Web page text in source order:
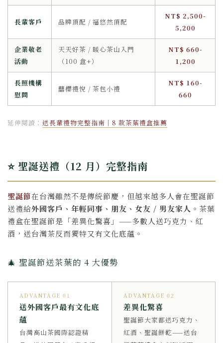
長輩客戶 品牌頂配 / 福悠然頂配
NT$ 2,500-
5,200
企業敬老
活動
天天好茶 / 暖心茶山入門
（100 盒+）
NT$ 660-
1,200
長照機構
慰問
囍櫻禮悅 / 茶包小禮
NT$ 160-
660
延伸閱讀： 送長輩禮物完整指南｜8 款茶葉禮盒推薦
⭐ 聖誕送禮（12 月）完整指南
聖誕節在台灣雖然不是傳統節慶，但越來越多人會在聖誕節
送禮給外國客戶、年輕同事、朋友、女友 / 男友家人 。茶葉
禮盒在聖誕節是「差異化驚喜」——多數人送巧克力、紅
酒，送台灣茶反而獨特又有文化底蘊。
🎄 聖誕節送茶葉的 4 大優勢
ADVANTAGE 01
送外國客戶最有文化底
蘊
台灣高山茶國際認證精
ADVANTAGE 02
差異化驚喜
聖誕節大家都送巧克力、
紅酒、聖誕餅乾——送台